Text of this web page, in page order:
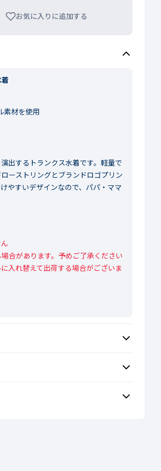
お気に入りに追加する
着
素材を使用
出するトランクス水着です。軽量で
ーストリングとブランドロゴプリン
やすいデザインなので、パパ・ママ
合があります。予めご了承ください
入れ替えて出荷する場合がございま